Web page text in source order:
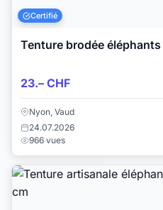
Certifié
Tenture brodée
23.– CHF
Nyon, Vaud
24.07.2026
966 vues